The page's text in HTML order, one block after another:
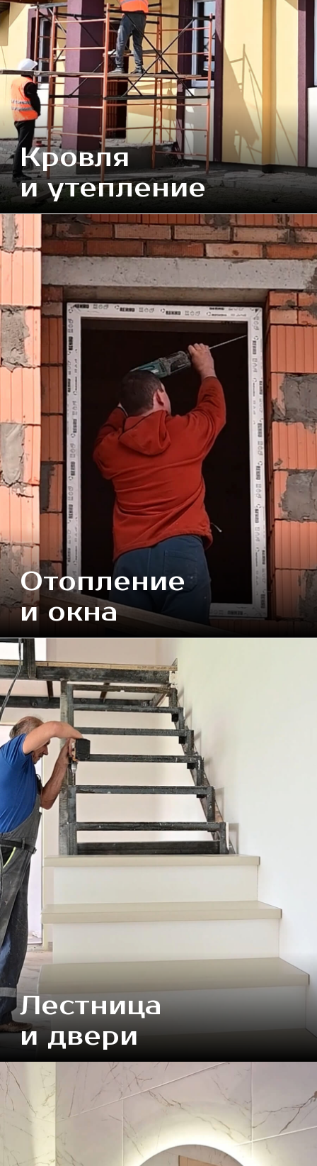
внешний вид, шумоизоляция
и теплоизоляция, долговечные окна,
отопление с тёплыми полами,
индивидуальные лестницы и высокие
двери — всё это создаёт комфортное
и гармоничное пространство. Наши дома
соответствуют высоким экологическим
стандартам. Присоединяйтесь к нам
и убедитесь, что «Моя Ильинка» — это
место, где хочется жить и создавать
воспоминания.
ЭКСКУРСИЯ В
ПОСЁЛОК
«МОЯ ИЛЬИНКА»
Забронировать экскурсию
Приглашаем вас посетить коттеджный
посёлок «Моя Ильинка» и собственными
глазами оценить все преимущества наших
современных домов и комфортной жизни
в этом уникальном уголке природы.
Прогуляйтесь по живописным улицам,
загляните внутрь готовых коттеджей
и ощутите атмосферу уюта и спокойствия.
Мы уверены, что ваше сердце останется
здесь!
Лучше один раз увидеть,
чем сто раз услышать!
ПРОЕКТЫ
КОТТЕДЖЕЙ